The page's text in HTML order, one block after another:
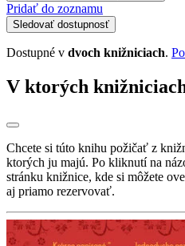
Pridať do zoznamu
Sledovať dostupnosť
Dostupné v dvoch knižniciach.
V ktorých
Chcete si túto knihu požičať z
ktorých ju majú. Po kliknutí na
stránku knižnice, kde si môžete
aj priamo rezervovať.